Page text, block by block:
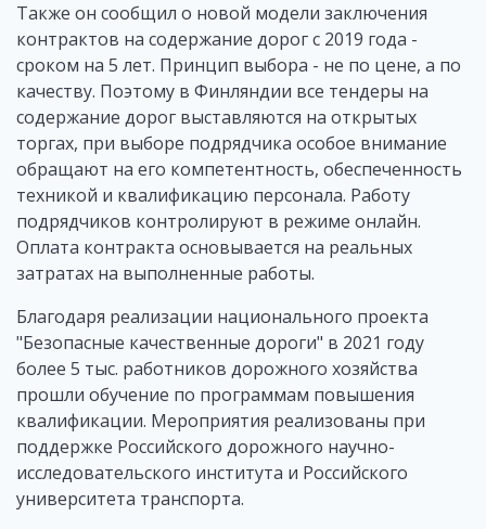
Также он сообщил о новой модели заключения
контрактов на содержание дорог с 2019 года -
сроком на 5 лет. Принцип выбора - не по цене, а по
качеству. Поэтому в Финляндии все тендеры на
содержание дорог выставляются на открытых
торгах, при выборе подрядчика особое внимание
обращают на его компетентность, обеспеченность
техникой и квалификацию персонала. Работу
подрядчиков контролируют в режиме онлайн.
Оплата контракта основывается на реальных
затратах на выполненные работы.
Благодаря реализации национального проекта
"Безопасные качественные дороги" в 2021 году
более 5 тыс. работников дорожного хозяйства
прошли обучение по программам повышения
квалификации. Мероприятия реализованы при
поддержке Российского дорожного научно-
исследовательского института и Российского
университета транспорта.